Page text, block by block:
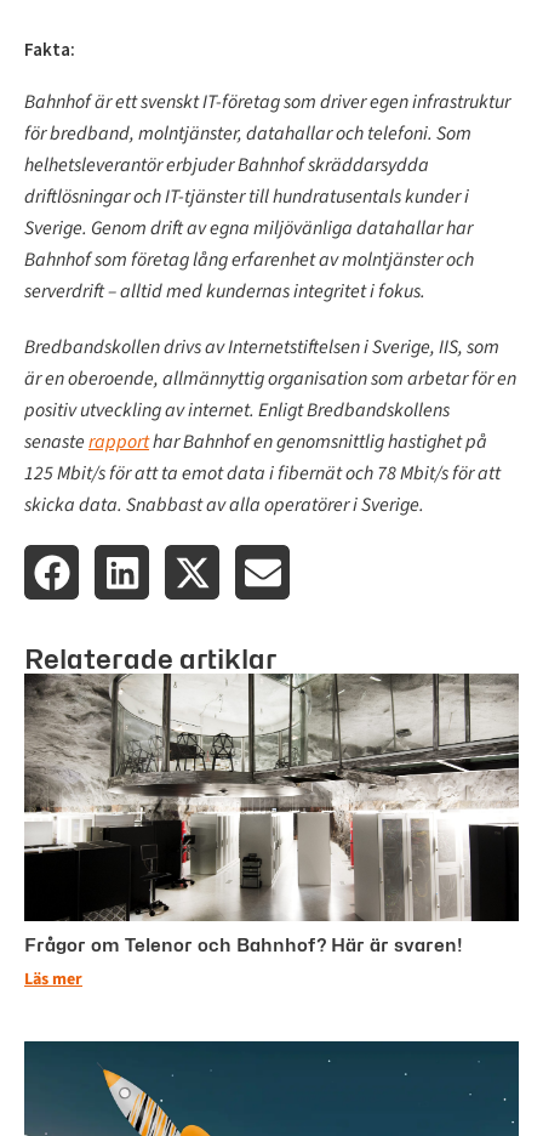
Fakta:
Bahnhof är ett svenskt IT-företag som driver egen infrastruktur
för bredband, molntjänster, datahallar och telefoni. Som
helhetsleverantör erbjuder Bahnhof skräddarsydda
driftlösningar och IT-tjänster till hundratusentals kunder i
Sverige. Genom drift av egna miljövänliga datahallar har
Bahnhof som företag lång erfarenhet av molntjänster och
serverdrift – alltid med kundernas integritet i fokus.
Bredbandskollen drivs av Internetstiftelsen i Sverige, IIS, som
är en oberoende, allmännyttig organisation som arbetar för en
positiv utveckling av internet. Enligt Bredbandskollens
senasterapporthar Bahnhof en genomsnittlig hastighet på
125 Mbit/s för att ta emot data i fibernät och 78 Mbit/s för att
skicka data. Snabbast av alla operatörer i Sverige.
Relaterade artiklar
Frågor om Telenor och Bahnhof? Här är svaren!
Läs mer